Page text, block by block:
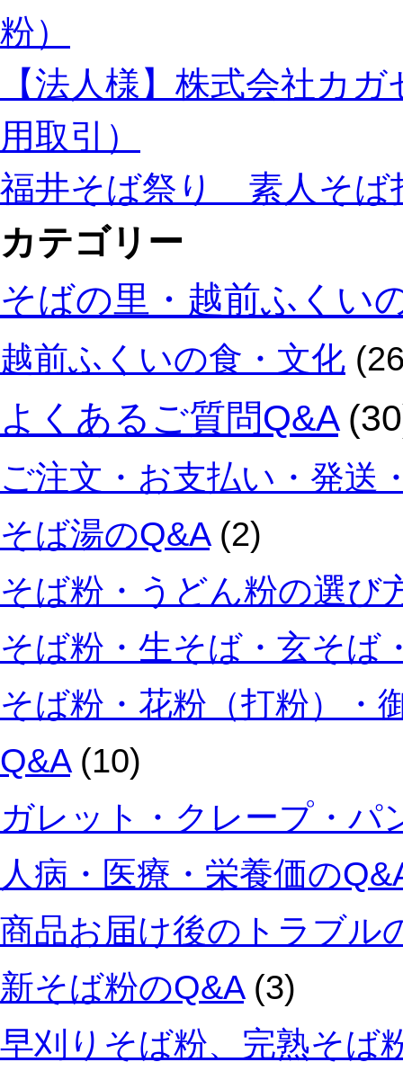
粉）
【法人様】株式会社カ
用取引）
福井そば祭り 素人そば
カテゴリー
そばの里・越前ふくい
越前ふくいの食・文化
よくあるご質問Q&A
ご注文・お支払い・発送
そば湯のQ&A(2)
そば粉・うどん粉の選び
そば粉・生そば・玄そば
そば粉・花粉（打粉）・
Q&A(10)
ガレット・クレープ・パ
人病・医療・栄養価の
商品お届け後のトラブル
新そば粉のQ&A(3)
早刈りそば粉、完熟そば